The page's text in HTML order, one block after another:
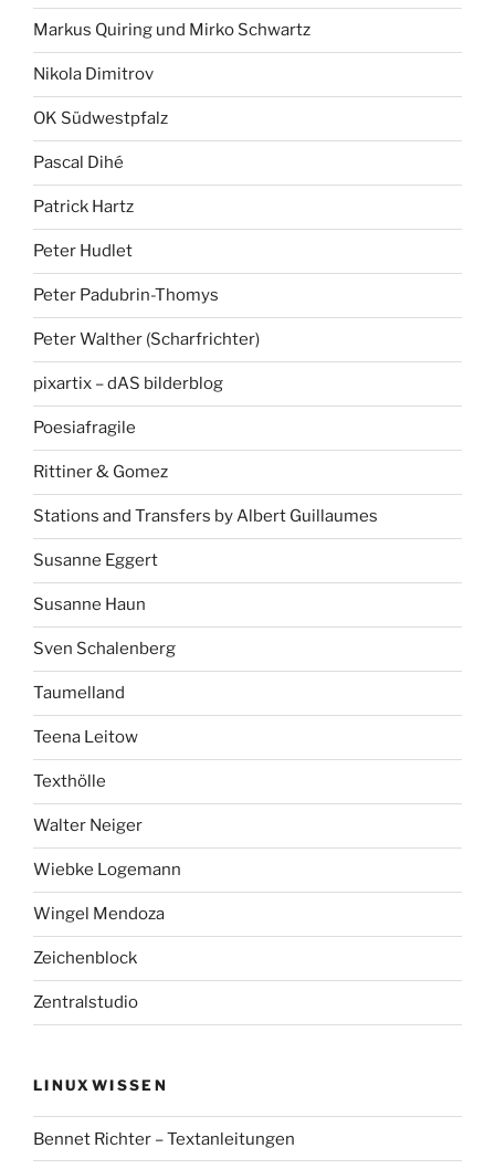
Markus Quiring und Mirko Schwartz
Nikola Dimitrov
OK Südwestpfalz
Pascal Dihé
Patrick Hartz
Peter Hudlet
Peter Padubrin-Thomys
Peter Walther (Scharfrichter)
pixartix – dAS bilderblog
Poesiafragile
Rittiner & Gomez
Stations and Transfers by Albert Guillaumes
Susanne Eggert
Susanne Haun
Sven Schalenberg
Taumelland
Teena Leitow
Texthölle
Walter Neiger
Wiebke Logemann
Wingel Mendoza
Zeichenblock
Zentralstudio
LINUXWISSEN
Bennet Richter – Textanleitungen